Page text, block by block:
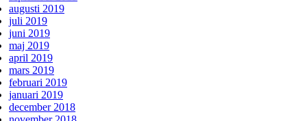
augusti 2019
juli 2019
juni 2019
maj 2019
april 2019
mars 2019
februari 2019
januari 2019
december 2018